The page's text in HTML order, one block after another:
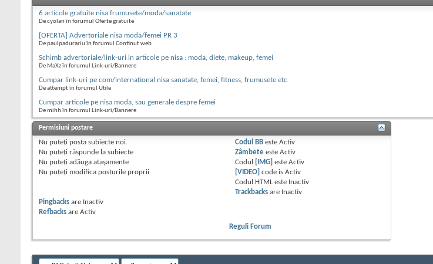
6 articole gratuite nisa frumusete/moda/sanatate
De cyolan în forumul Oferte gratuite
[OFERTA] Advertoriale nisa moda/femei PR 3
De paulpadurariu în forumul Continut web
Schimb advertoriale/link-uri in articole pe nisa : moda, diete, makeup, femei
De MaXz în forumul Link-uri/Bannere
Cumpar link-uri pe com/international nisa sanatate, femei, fitness, frumusete etc
De attempt în forumul Utile
Cumpar articole pe nisa moda, sau generale despre femei
De mihh în forumul Link-uri/Bannere
Permisiuni postare
Nu puteţi posta subiecte noi.
Nu puteţi răspunde la subiecte
Nu puteţi adăuga ataşamente
Nu puteţi modifica posturile proprii
Codul BB esteActiv
Zâmbete esteActiv
Codul
[IMG] esteActiv
[VIDEO] code isActiv
Codul HTML este Inactiv
Trackbacks are Inactiv
Pingbacks are Inactiv
Refbacks are Activ
Reguli Forum